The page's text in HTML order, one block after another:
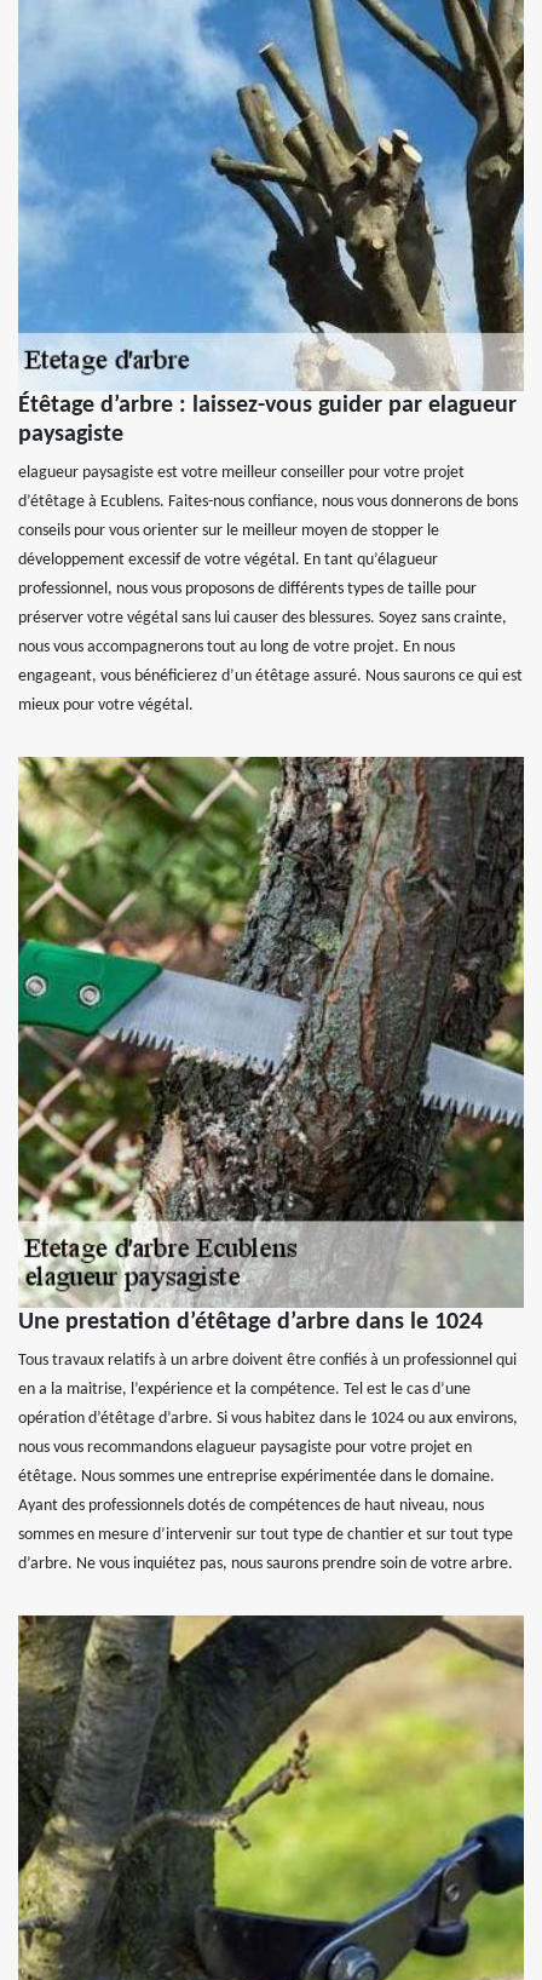
Étêtage d’arbre : laissez-vous guider par elagueur
paysagiste
elagueur paysagiste est votre meilleur conseiller pour votre projet
d’étêtage à Ecublens. Faites-nous confiance, nous vous donnerons de bons
conseils pour vous orienter sur le meilleur moyen de stopper le
développement excessif de votre végétal. En tant qu’élagueur
professionnel, nous vous proposons de différents types de taille pour
préserver votre végétal sans lui causer des blessures. Soyez sans crainte,
nous vous accompagnerons tout au long de votre projet. En nous
engageant, vous bénéficierez d’un étêtage assuré. Nous saurons ce qui est
mieux pour votre végétal.
Une prestation d’étêtage d’arbre dans le 1024
Tous travaux relatifs à un arbre doivent être confiés à un professionnel qui
en a la maitrise, l’expérience et la compétence. Tel est le cas d’une
opération d’étêtage d’arbre. Si vous habitez dans le 1024 ou aux environs,
nous vous recommandons elagueur paysagiste pour votre projet en
étêtage. Nous sommes une entreprise expérimentée dans le domaine.
Ayant des professionnels dotés de compétences de haut niveau, nous
sommes en mesure d’intervenir sur tout type de chantier et sur tout type
d’arbre. Ne vous inquiétez pas, nous saurons prendre soin de votre arbre.